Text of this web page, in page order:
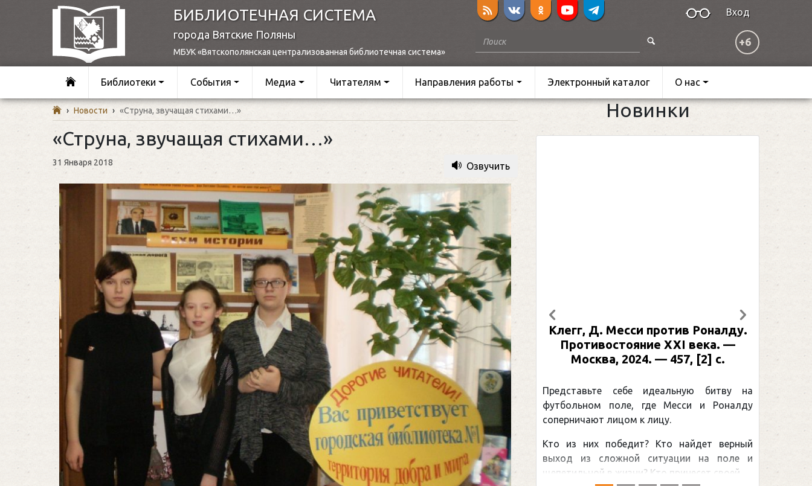
БИБЛИОТЕЧНАЯ СИСТЕМА
города Вятские Поляны
МБУК «Вятскополянская централизованная библиотечная система»
Вход
+6
Библиотеки События Медиа Читателям Направления работы Электронный каталог О нас
› Новости › «Струна, звучащая стихами…»
«Струна, звучащая стихами…»
31 Января 2018 Озвучить
Новинки
Клегг, Д. Месси против Роналду.
Противостояние XXI века. —
Москва, 2024. — 457, [2] с.
Представьте себе идеальную битву на
футбольном поле, где Месси и Роналду
соперничают лицом к лицу.
Кто из них победит? Кто найдет верный
выход из сложной ситуации на поле и
щепетильной в жизни? Кто принесет своей ...
Предыдущий Следующий